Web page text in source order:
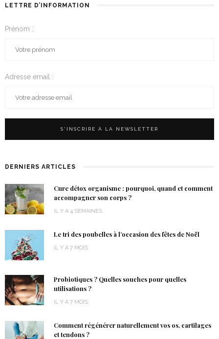
LETTRE D’INFORMATION
Prénom :
Adresse email :
DERNIERS ARTICLES
Cure détox organisme : pourquoi, quand et comment
accompagner son corps ?
IL Y A 4 SEMAINES
Le tri des poubelles à l’occasion des fêtes de Noël
IL Y A 7 MOIS
Probiotiques ? Quelles souches pour quelles
utilisations ?
IL Y A 7 MOIS
Comment régénérer naturellement vos os, cartilages
et tendons ?